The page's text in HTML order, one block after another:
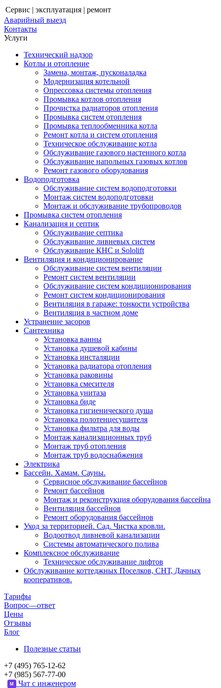
Сервис | эксплуатация | ремонт
Аварийный выезд
Контакты
Услуги
Технический надзор
Котлы и отопление
Замена, монтаж, пусконаладка
Модернизация котельной
Опрессовка системы отопления
Промывка котлов отопления
Прочистка радиаторов отопления
Промывка систем отопления
Промывка теплообменника котла
Ремонт котла и систем отопления
Техническое обслуживание котла
Обслуживание газового настенного котла
Обслуживание напольных газовых котлов
Ремонт газового оборудования
Водоподготовка
Обслуживание систем водоподготовки
Монтаж систем водоподготовки
Монтаж и обслуживание трубопроводов
Промывка систем отопления
Канализация и септик
Обслуживание септика
Обслуживание ливневых систем
Обслуживание КНС и Sololift
Вентиляция и кондиционирование
Обслуживание систем вентиляции
Ремонт систем вентиляции
Обслуживание систем кондиционирования
Ремонт систем кондиционирования
Вентиляция в гараже: тонкости устройства
Вентиляция в частном доме
Устранение засоров
Сантехника
Установка ванны
Установка душевой кабины
Установка инсталяции
Установка радиатора отопления
Установка раковины
Установка смесителя
Установка унитаза
Установка биде
Установка гигиенического душа
Установка полотенцесушителя
Установка фильтра для воды
Монтаж канализационных труб
Монтаж труб отопления
Монтаж труб водоснабжения
Электрика
Бассейн. Хамам. Сауны.
Сервисное обслуживание бассейнов
Ремонт бассейнов
Монтаж и реконструкция оборудования бассейна
Вентиляция бассейнов
Ремонт оборудования бассейнов
Уход за территорией. Сад. Чистка кровли.
Водоотвод ливневой канализации
Системы автоматического полива
Комплексное обслуживание
Техническое обслуживание лифтов
Обслуживание коттеджных Поселков, СНТ, Дачных
кооперативов.
Тарифы
Вопрос—ответ
Цены
Отзывы
Блог
Полезные статьи
+7 (495) 765-12-62
+7 (985) 567-77-00
M
Чат с инженером